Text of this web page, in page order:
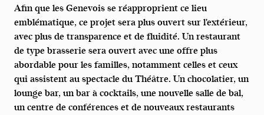
Afin que les Genevois se réapproprient ce lieu
emblématique, ce projet sera plus ouvert sur l'extérieur,
avec plus de transparence et de fluidité. Un restaurant
de type brasserie sera ouvert avec une offre plus
abordable pour les familles, notamment celles et ceux
qui assistent au spectacle du Théâtre. Un chocolatier, un
lounge bar, un bar à cocktails, une nouvelle salle de bal,
un centre de conférences et de nouveaux restaurants